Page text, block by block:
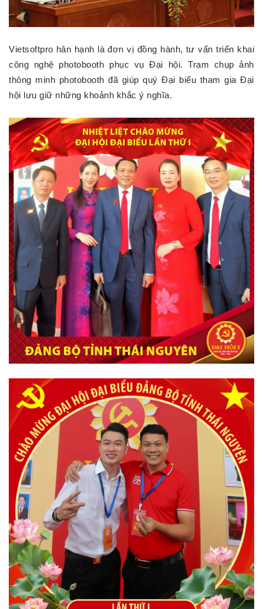
Vietsoftpro hân hạnh là đơn vị đồng hành, tư vấn triển khai
công nghệ photobooth phục vụ Đại hội. Trạm chụp ảnh
thông minh photobooth đã giúp quý Đại biểu tham gia Đại
hội lưu giữ những khoảnh khắc ý nghĩa.